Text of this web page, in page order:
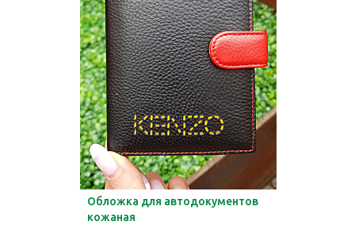
Обложка для автодокументов
кожаная